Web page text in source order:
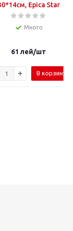
Epica Star
Много
61 лей/шт
В корзину